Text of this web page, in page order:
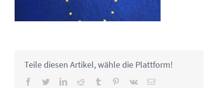
Teile diesen Artikel, wähle die Plattform!
Facebook
TwitterLinkedInReddit Tumblr Pinterest
Vk Email